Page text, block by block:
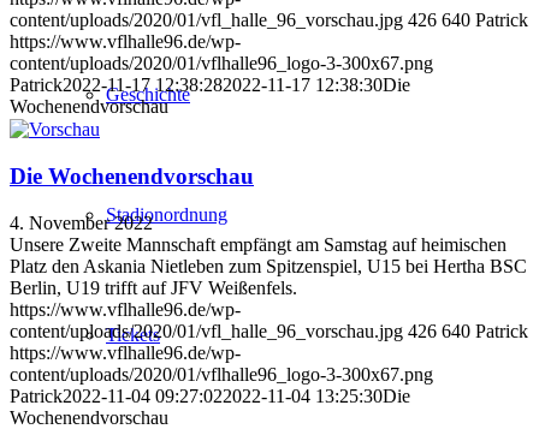
Geschichte
Stadionordnung
Tickets
content/uploads/2020/01/vfl_halle_96_vorschau.jpg 426 640 Patrick
https://www.vflhalle96.de/wp-
content/uploads/2020/01/vflhalle96_logo-3-300x67.png
Patrick2022-11-17 12:38:282022-11-17 12:38:30Die
Wochenendvorschau
Die Wochenendvorschau
4. November 2022
Unsere Zweite Mannschaft empfängt am Samstag auf heimischen
Platz den Askania Nietleben zum Spitzenspiel, U15 bei Hertha BSC
Berlin, U19 trifft auf JFV Weißenfels.
https://www.vflhalle96.de/wp-
content/uploads/2020/01/vfl_halle_96_vorschau.jpg 426 640 Patrick
https://www.vflhalle96.de/wp-
content/uploads/2020/01/vflhalle96_logo-3-300x67.png
Patrick2022-11-04 09:27:022022-11-04 13:25:30Die
Wochenendvorschau